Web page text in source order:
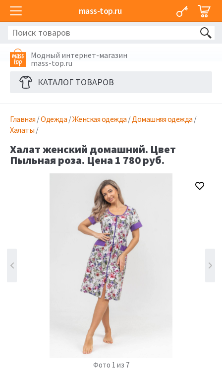
mass-top.ru
Модный интернет-магазин
mass-top.ru
КАТАЛОГ ТОВАРОВ
Главная /Одежда /Женская одежда /Домашняя одежда /
Халаты /
Халат женский домашний. Цвет
Пыльная роза. Цена 1 780 руб.
Фото 1 из 7